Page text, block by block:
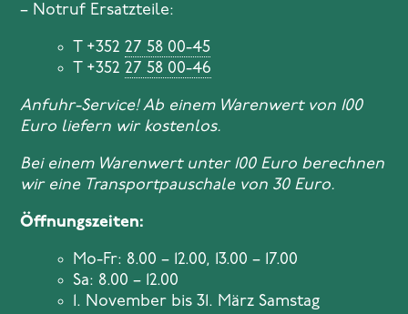
– Notruf Ersatzteile:
T +35227 58 00-45
T +35227 58 00-46
Anfuhr-Service! Ab einem Warenwert von 100
Euro liefern wir kostenlos.
Bei einem Warenwert unter 100 Euro berechnen
wir eine Transportpauschale von 30 Euro.
Öffnungszeiten:
Mo-Fr: 8.00 – 12.00, 13.00 – 17.00
Sa: 8.00 – 12.00
1. November bis 31. März Samstag